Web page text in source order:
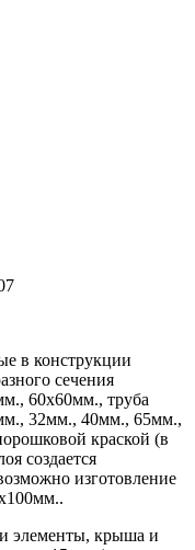
в конструкции
сечения
60х60мм., труба
32мм., 40мм., 65мм.,
краской (в
создается
изготовление
элементы, крыша и